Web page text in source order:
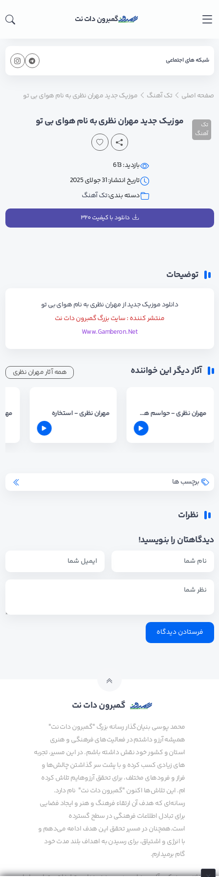
گمبرون دات نت
شبکه های اجتماعی
صفحه اصلی تک آهنگ موزیک جدید مهران نظری به نام هوای بی تو
تک
آهنگ
موزیک جدید مهران نظری به نام هوای بی تو
بازدید: 613
تاریخ انتشار: 31 جولای 2025
دسته بندی:تک آهنگ
دانلود با کیفیت ۳۲۰
توضیحات
دانلود موزیک جدید ازمهران نظریبه نامهوای بی تو
منتشر کننده : سایت بزرگ گمبرون دات نت
Www.Gamberon.Net
آثار دیگر این خواننده همه آثار مهران نظری
مهران نظری - حواسم هستن مهران نظری - استخاره
برچسب ها
نظرات
دیدگاهتان را بنویسید!
گمبرون دات نت
محمد پوسی بنیان‌گذار رسانه بزرگ "گمبرون دات نت"
همیشه آرزو داشتم در فعالیت‌های فرهنگی و هنری
استان و کشور خود نقش داشته باشم. در این مسیر، تجربه
های زیادی کسب کرده و با پشت سر گذاشتن چالش‌ها و
فراز و فرودهای مختلف، برای تحقق آرزوهایم تلاش کرده
ام. این تلاش‌ها اکنون "گمبرون دات نت" نام دارد.
رسانه‌ای که هدف آن ارتقاء فرهنگ و هنر و ایجاد فضایی
برای تبادل اطلاعات فرهنگی در سطح گسترده
است.همچنان در مسیر تحقق این هدف ادامه می‌دهم و
با انرژی و اشتیاق، برای رسیدن به اهداف بلند مدت خود
گام برمیدارم.